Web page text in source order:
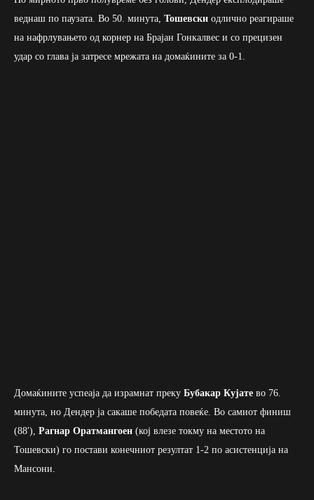
веднаш по паузата. Во 50. минута, Тошевски одлично реагираше
на нафрлувањето од корнер на Брајан Гонкалвес и со прецизен
удар со глава ја затресе мрежата на домаќините за 0-1.
Домаќините успеаја да израмнат преку Бубакар Кујате во 76.
минута, но Дендер ја сакаше победата повеќе. Во самиот финиш
(88′), Рагнар Оратмангоен (кој влезе токму на местото на
Тошевски) го постави конечниот резултат 1-2 по асистенција на
Мансони.